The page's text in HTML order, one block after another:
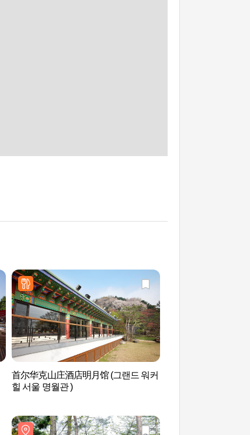
首尔华克山庄酒店明月馆 (그랜드 워커
힐 서울 명월관 )